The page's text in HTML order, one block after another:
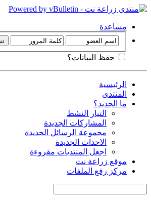
مساعدة
حفظ البيانات؟
الرئيسية
المنتدى
ما الجديد؟
التيار النشط
المشاركات الجديدة
مجموعة الرسائل الجديدة
الاحداث الجديدة
اجعل المنتديات مقروءة
موقع زراعة نت
مركز رفع الملفات